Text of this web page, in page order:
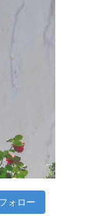
ォロー